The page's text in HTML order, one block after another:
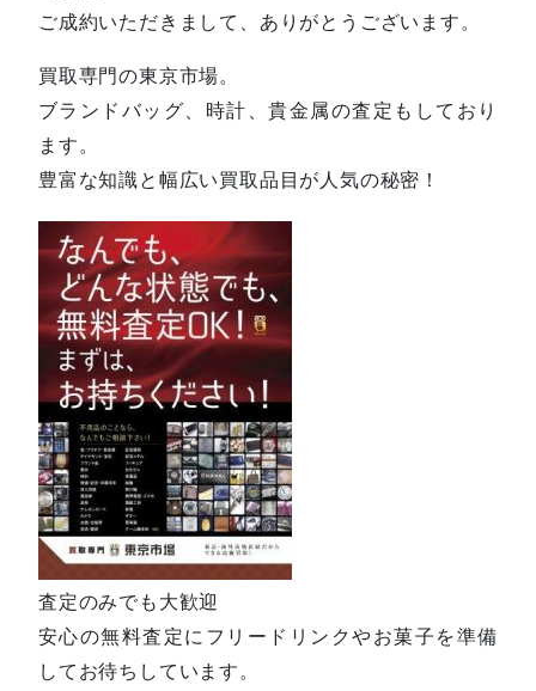
ご成約いただきまして、ありがとうございます。
買取専門の東京市場。
ブランドバッグ、時計、貴金属の査定もしており
ます。
豊富な知識と幅広い買取品目が人気の秘密！
査定のみでも大歓迎
安心の無料査定にフリードリンクやお菓子を準備
してお待ちしています。